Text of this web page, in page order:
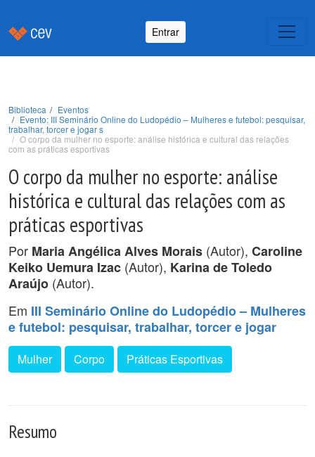
Entrar
Biblioteca
Eventos
Evento: III Seminário Online do Ludopédio – Mulheres e futebol: pesquisar,
trabalhar, torcer e jogar s
O corpo da mulher no esporte: análise histórica e cultural das relações
com as práticas esportivas
O corpo da mulher no esporte: análise
histórica e cultural das relações com as
práticas esportivas
Por Maria Angélica Alves Morais (Autor), Caroline
Keiko Uemura Izac (Autor), Karina de Toledo
Araújo (Autor).
Em III Seminário Online do Ludopédio – Mulheres
e futebol: pesquisar, trabalhar, torcer e jogar
Mulher Corpo Práticas Esportivas
Resumo